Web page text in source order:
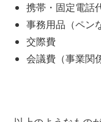
携帯・固定電話
事務用品（ペン
交際費
会議費（事業関